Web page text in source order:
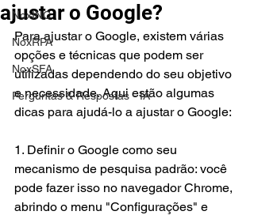
NoxINC
NoxRPA
NoxSFA
Perguntas & Respostas - IA
ajustar o Google?
Para ajustar o Google, existem várias
opções e técnicas que podem ser
utilizadas dependendo do seu objetivo
e necessidade. Aqui estão algumas
dicas para ajudá-lo a ajustar o Google:
1. Definir o Google como seu
mecanismo de pesquisa padrão: você
pode fazer isso no navegador Chrome,
abrindo o menu "Configurações" e